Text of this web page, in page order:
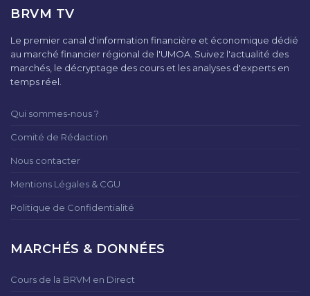
BRVM TV
Le premier canal d'information financière et économique dédié
au marché financier régional de l'UMOA. Suivez l'actualité des
marchés, le décryptage des cours et les analyses d'experts en
temps réel.
Qui sommes-nous ?
Comité de Rédaction
Nous contacter
Mentions Légales & CGU
Politique de Confidentialité
MARCHÉS & DONNÉES
Cours de la BRVM en Direct